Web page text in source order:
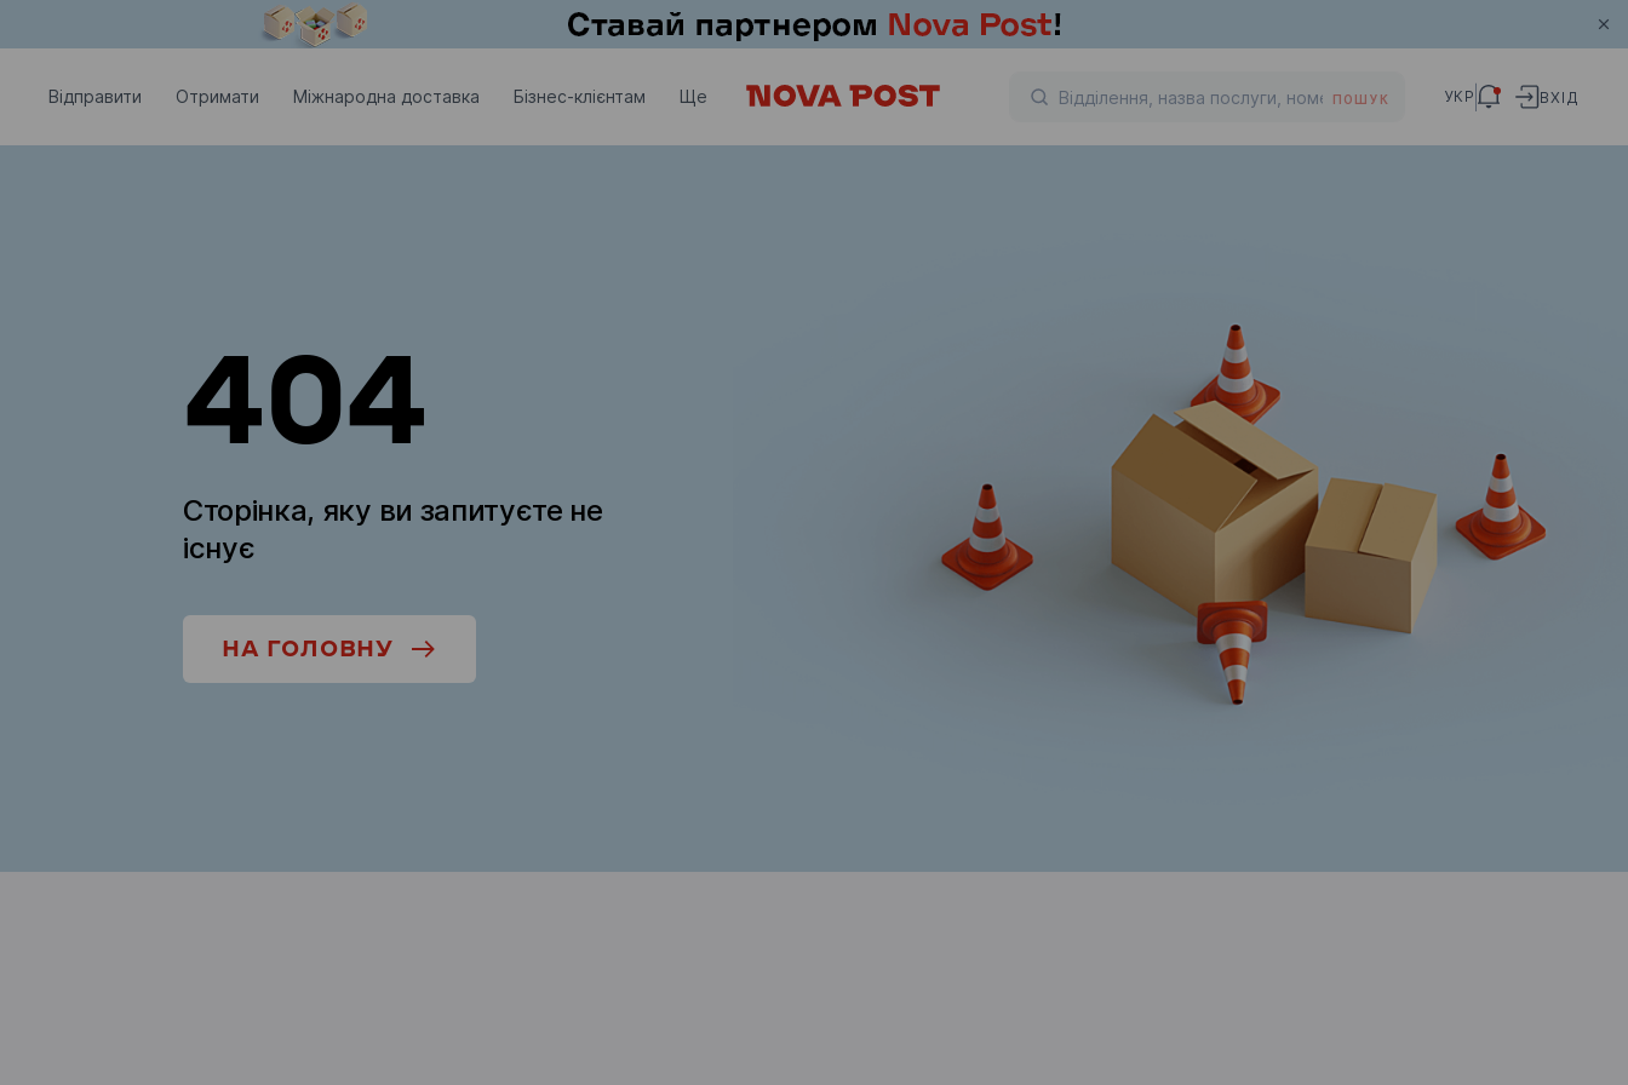
Відправити Отримати Міжнародна доставка Бізнес-клієнтам Ще ПОШУК УКР ВХІД
404
Сторінка, яку ви запитуєте не
існує
НА ГОЛОВНУ